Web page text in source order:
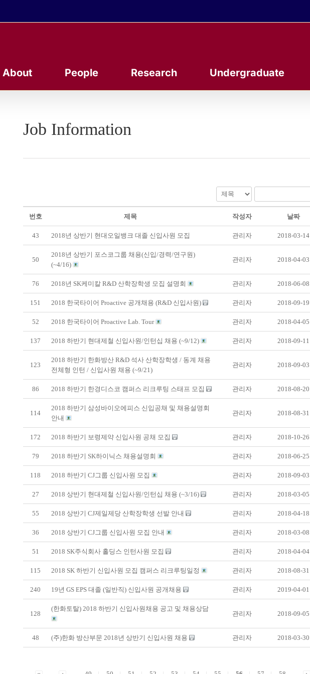
About People Research Undergraduate
Job Information
번호 제목 작성자 날짜
43 2018년 상반기 현대오일뱅크 대졸 신입사원 모집 관리자 2018-03-14
50
2018년 상반기 포스코그룹 채용(신입/경력/연구원)
(~4/16)
관리자 2018-04-03
76 2018년 SK케미칼 R&D 산학장학생 모집 설명회 관리자 2018-06-08
151 2018 한국타이어 Proactive 공개채용 (R&D 신입사원) 관리자 2018-09-19
52 2018 한국타이어 Proactive Lab. Tour 관리자 2018-04-05
137 2018 하반기 현대제철 신입사원/인턴십 채용 (~9/12) 관리자 2018-09-11
123
2018 하반기 한화방산 R&D 석사 산학장학생 / 동계 채용
전체형 인턴 / 신입사원 채용 (~9/21)
관리자 2018-09-03
86 2018 하반기 한경디스코 캠퍼스 리크루팅 스태프 모집 관리자 2018-08-20
114
2018 하반기 삼성바이오에피스 신입공채 및 채용설명회
안내
관리자 2018-08-31
172 2018 하반기 보령제약 신입사원 공채 모집 관리자 2018-10-26
79 2018 하반기 SK하이닉스 채용설명회 관리자 2018-06-25
118 2018 하반기 CJ그룹 신입사원 모집 관리자 2018-09-03
27 2018 상반기 현대제철 신입사원/인턴십 채용 (~3/16) 관리자 2018-03-05
55 2018 상반기 CJ제일제당 산학장학생 선발 안내 관리자 2018-04-18
36 2018 상반기 CJ그룹 신입사원 모집 안내 관리자 2018-03-08
51 2018 SK주식회사 홀딩스 인턴사원 모집 관리자 2018-04-04
115 2018 SK 하반기 신입사원 모집 캠퍼스 리크루팅일정 관리자 2018-08-31
240 19년 GS EPS 대졸 (일반직) 신입사원 공개채용 관리자 2019-04-01
128
(한화토탈) 2018 하반기 신입사원채용 공고 및 채용상담
관리자 2018-09-05
48 (주)한화 방산부문 2018년 상반기 신입사원 채용 관리자 2018-03-30